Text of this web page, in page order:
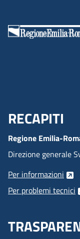
Menu
RECAPITI
Regione Emilia-
Direzione generale
Per informazioni
Per problemi tecnici